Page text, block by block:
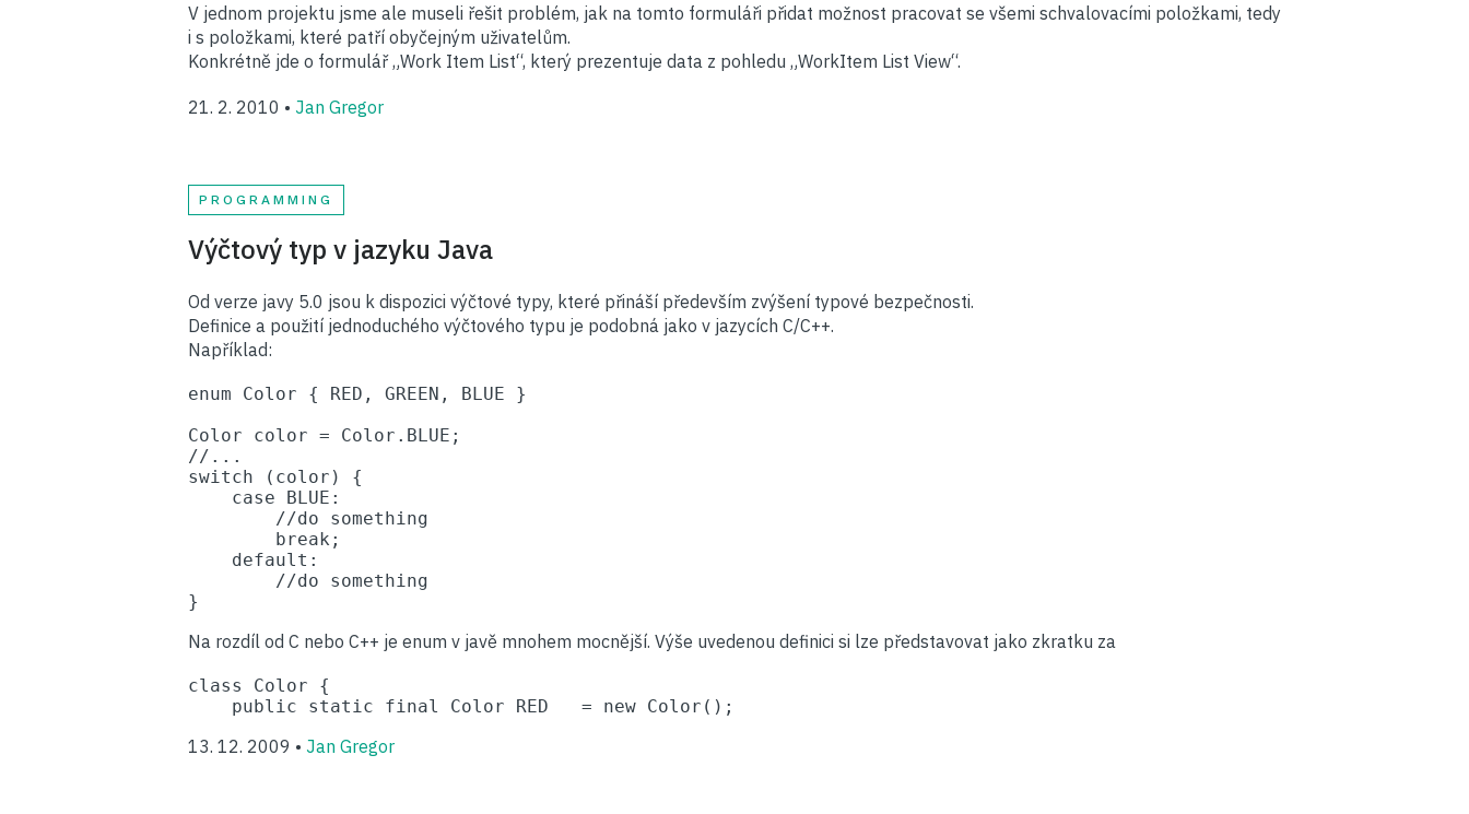
V jednom projektu jsme ale museli řešit problém, jak na tomto formuláři přidat možnost pracovat se všemi schvalovacími položkami, tedy
i s položkami, které patří obyčejným uživatelům.
Konkrétně jde o formulář „Work Item List“, který prezentuje data z pohledu „WorkItem List View“.
21. 2. 2010 • Jan Gregor
PROGRAMMING
Výčtový typ v jazyku Java
Od verze javy 5.0 jsou k dispozici výčtové typy, které přináší především zvýšení typové bezpečnosti.
Definice a použití jednoduchého výčtového typu je podobná jako v jazycích C/C++.
Například:
enum Color { RED, GREEN, BLUE }
Color color = Color.BLUE;
//...
switch (color) {
    case BLUE:
        //do something
        break;
    default:
        //do something
Na rozdíl od C nebo C++ je enum v javě mnohem mocnější. Výše uvedenou definici si lze představovat jako zkratku za
class Color {
    public static final Color RED   = new Color();
13. 12. 2009 • Jan Gregor